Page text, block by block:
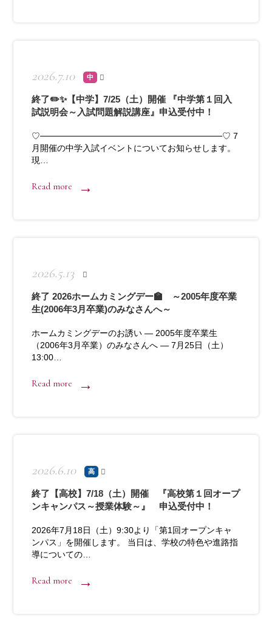
2026.7.10 中
終了✏️✨【中学】7/25（土）開催 『中学第１回入
試説明会～入試問題解説講座』申込受付中！
♡──────────────────────────────♡ 7
月開催の中学入試イベントについてお知らせします。
現…
Read more
2026.5.13
終了 2026ホームカミングデー🏫 ～2005年度卒業
生(2006年3月卒業)のみなさんへ～
ホームカミングデーのお誘い ― 2005年度卒業生
（2006年3月卒業）のみなさんへ ― 7月25日（土）
13:00…
Read more
2026.6.10 高
終了【高校】7/18（土）開催 『高校第１回オープ
ンキャンパス～授業体験～』 申込受付中！
2026年7月18日（土）9:30より「第1回オープンキャ
ンパス」を開催します。 当日は、学校の特色や進路指
導についての…
Read more